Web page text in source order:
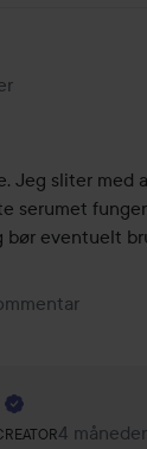
opprettet 4
Jeg sliter med
serumet
bør eventuelt
rolle: Lyko4 måneder